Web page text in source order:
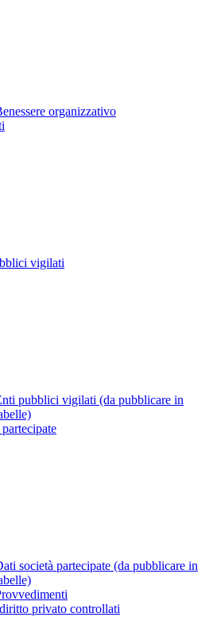
organizzativo
vigilati
pubblici vigilati (da pubblicare in
società partecipate (da pubblicare in
privato controllati